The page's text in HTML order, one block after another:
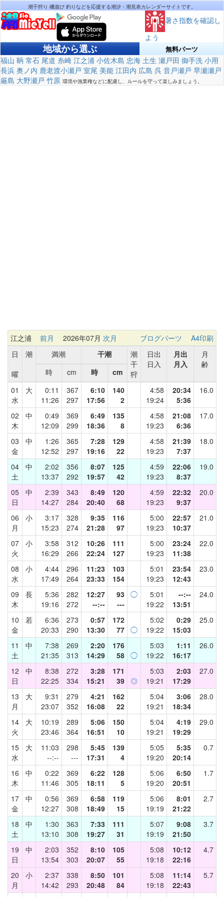
潮干狩り 磯遊び 釣りなどを応援する潮汐・潮見表カレンダーサイトです。
暑さ指数を確認し
よう
地域から選ぶ 無料パーツ
福山 鞆 常石 尾道 糸崎 江之浦 小佐木島 忠海 土生 瀬戸田 御手洗 小用
長浜 奥ノ内 鹿老渡小瀬戸 室尾 美能 江田内 広島 呉 音戸瀬戸 早瀬瀬戸
厳島 大野瀬戸 竹原 環境や漁業権などに配慮し、ルールを守って楽しみましょう。
江之浦 前月 2026年07月 次月 ブログパーツ
A4印刷
日
曜
潮 満潮 干潮
潮
干
狩
日出
日入
月出
月入
月
齢
時
cm 時
cm
01
水
大
0:11
11:26
367
297
6:10
17:56
140
2
4:58
19:24
20:34
5:36
16.0
02
木
中
0:49
12:09
369
299
6:49
18:36
135
8
4:58
19:23
21:08
6:36
17.0
03
金
中
1:26
12:52
365
297
7:28
19:16
129
22
4:58
19:23
21:39
7:37
18.0
04
土
中
2:02
13:37
356
292
8:07
19:57
125
42
4:59
19:23
22:06
8:37
19.0
05
日
中
2:39
14:27
343
284
8:49
20:40
120
68
4:59
19:23
22:32
9:37
20.0
06
月
小
3:17
15:23
328
274
9:35
21:28
116
97
5:00
19:23
22:57
10:37
21.0
07
火
小
3:58
16:29
312
266
10:26
22:24
111
127
5:00
19:23
23:24
11:38
22.0
08
水
小
4:44
17:49
296
264
11:23
23:33
103
154
5:01
19:23
23:54
12:43
23.0
09
木
長
5:36
19:16
282
272
12:27
--:--
93
---
◯
5:01
19:22
--:--
13:51
24.0
10
金
若
6:36
20:33
273
290
0:57
13:30
172
77 ◯
5:02
19:22
0:29
15:03
25.0
11
土
中
7:38
21:35
269
313
2:20
14:29
176
58 ◯
5:03
19:22
1:11
16:17
26.0
12
日
中
8:38
22:25
272
334
3:28
15:21
171
39 ◎
5:03
19:21
2:03
17:29
27.0
13
月
大
9:31
23:07
279
352
4:21
16:08
162
22
5:04
19:21
3:06
18:34
28.0
14
火
大
10:19
23:46
289
364
5:06
16:51
150
10
5:04
19:21
4:19
19:29
29.0
15
水
大
11:03
--:--
298
---
5:45
17:31
139
4
5:05
19:20
5:35
20:14
0.7
16
木
中
0:22
11:46
369
305
6:22
18:11
128
5
5:06
19:20
6:50
20:51
1.7
17
金
中
0:56
12:27
369
308
6:58
18:49
119
15
5:06
19:19
8:01
21:22
2.7
18
土
中
1:30
13:10
363
308
7:33
19:27
111
31
5:07
19:19
9:08
21:50
3.7
19
日
中
2:03
13:54
352
303
8:10
20:07
105
55
5:08
19:18
10:12
22:16
4.7
20
月
小
2:37
14:42
338
293
8:50
20:48
101
84
5:08
19:18
11:14
22:43
5.7